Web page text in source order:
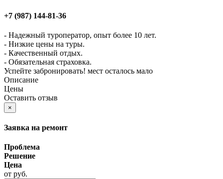
+7 (987) 144-81-36
- Надежный туроператор, опыт более 10 лет.
- Низкие цены на туры.
- Качественный отдых.
- Обязательная страховка.
Успейте забронировать! мест осталось мало
Описание
Цены
Оставить отзыв
×
Заявка на ремонт
Проблема
Решение
Цена
от руб.